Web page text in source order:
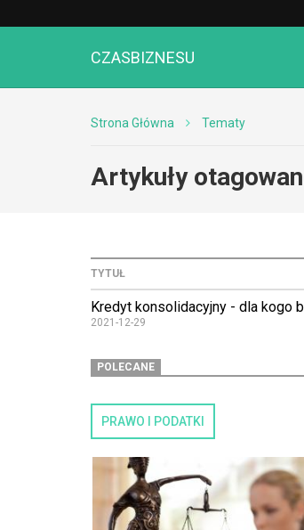
CZASBIZNESU
Strona Główna Tematy
Artykuły
TYTUŁ
Kredyt konsolidacyjny - dla kogo
2021-12-29
POLECANE
PRAWO I PODATKI